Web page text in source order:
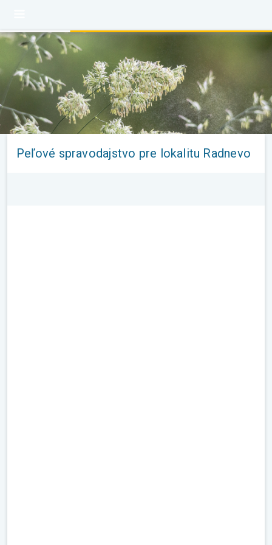
Peľové spravodajstvo pre lokalitu Radnevo